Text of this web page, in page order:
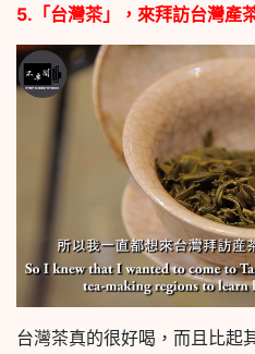
5.「台灣茶」，來拜訪台灣產
台灣茶真的很好喝，而且比起